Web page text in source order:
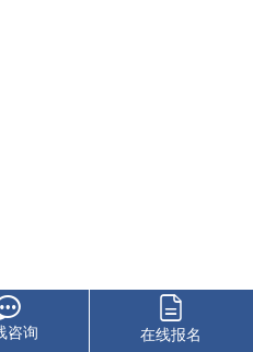
咨询 在线报名